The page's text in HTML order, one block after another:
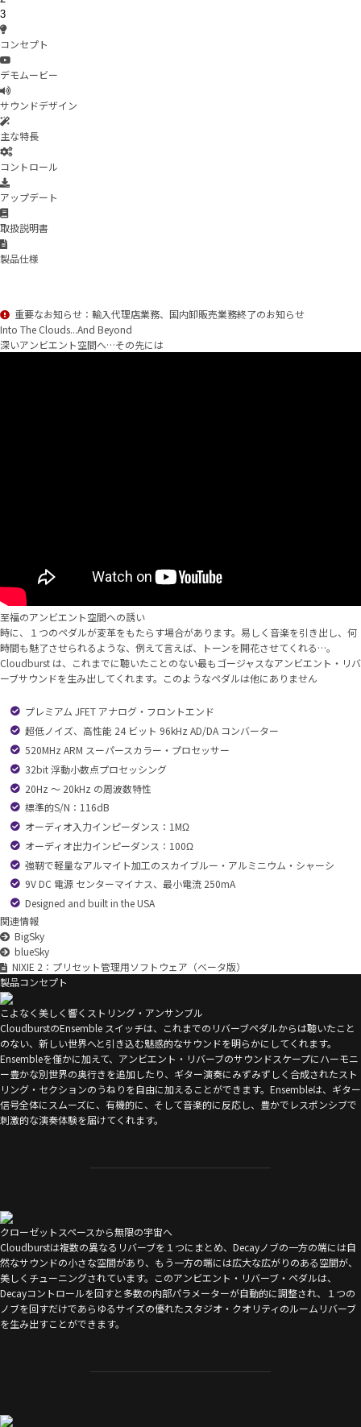
3
コンセプト
デモムービー
サウンドデザイン
主な特長
コントロール
アップデート
取扱説明書
製品仕様
重要なお知らせ：輸入代理店業務、国内卸販売業務終了のお知らせ
Into The Clouds...And Beyond
深いアンビエント空間へ…その先には
至福のアンビエント空間への誘い
時に、１つのペダルが変革をもたらす場合があります。易しく音楽を引き出し、何
時間も魅了させられるような、例えて言えば、トーンを開花させてくれる…。
Cloudburst は、これまでに聴いたことのない最もゴージャスなアンビエント・リバ
ーブサウンドを生み出してくれます。このようなペダルは他にありません
プレミアム JFET アナログ・フロントエンド
超低ノイズ、高性能 24 ビット 96kHz AD/DA コンバーター
520MHz ARM スーパースカラー・プロセッサー
32bit 浮動小数点プロセッシング
20Hz ～ 20kHz の周波数特性
標準的S/N：116dB
オーディオ入力インピーダンス：1MΩ
オーディオ出力インピーダンス：100Ω
強靭で軽量なアルマイト加工のスカイブルー・アルミニウム・シャーシ
9V DC 電源 センターマイナス、最小電流 250mA
Designed and built in the USA
関連情報
BigSky
blueSky
NIXIE 2：プリセット管理用ソフトウェア（ベータ版）
製品コンセプト
こよなく美しく響くストリング・アンサンブル
CloudburstのEnsemble スイッチは、これまでのリバーブペダルからは聴いたこと
のない、新しい世界へと引き込む魅惑的なサウンドを明らかにしてくれます。
Ensembleを僅かに加えて、アンビエント・リバーブのサウンドスケープにハーモニ
ー豊かな別世界の奥行きを追加したり、ギター演奏にみずみずしく合成されたスト
リング・セクションのうねりを自由に加えることができます。Ensembleは、ギター
信号全体にスムーズに、有機的に、そして音楽的に反応し、豊かでレスポンシブで
刺激的な演奏体験を届けてくれます。
クローゼットスペースから無限の宇宙へ
Cloudburstは複数の異なるリバーブを１つにまとめ、Decayノブの一方の端には自
然なサウンドの小さな空間があり、もう一方の端には広大な広がりのある空間が、
美しくチューニングされています。このアンビエント・リバーブ・ペダルは、
Decayコントロールを回すと多数の内部パラメーターが自動的に調整され、１つの
ノブを回すだけであらゆるサイズの優れたスタジオ・クオリティのルームリバーブ
を生み出すことができます。